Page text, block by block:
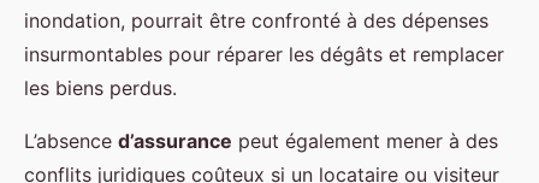
inondation, pourrait être confronté à des dépenses
insurmontables pour réparer les dégâts et remplacer
les biens perdus.
L’absence d’assurance peut également mener à des
conflits juridiques coûteux si un locataire ou visiteur